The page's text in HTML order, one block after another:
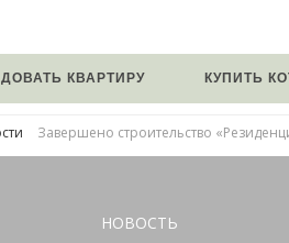
КВАРТИРУ КУПИТЬ
Завершено строительство
НОВОСТЬ